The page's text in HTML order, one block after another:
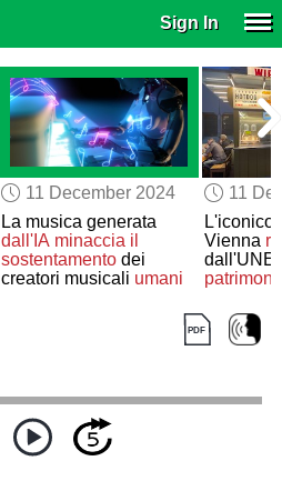
Sign In
11 December 2024
La musica generata
dall'IA minaccia il
sostentamentodei
creatori musicali umani
11
L'iconico
Vienna